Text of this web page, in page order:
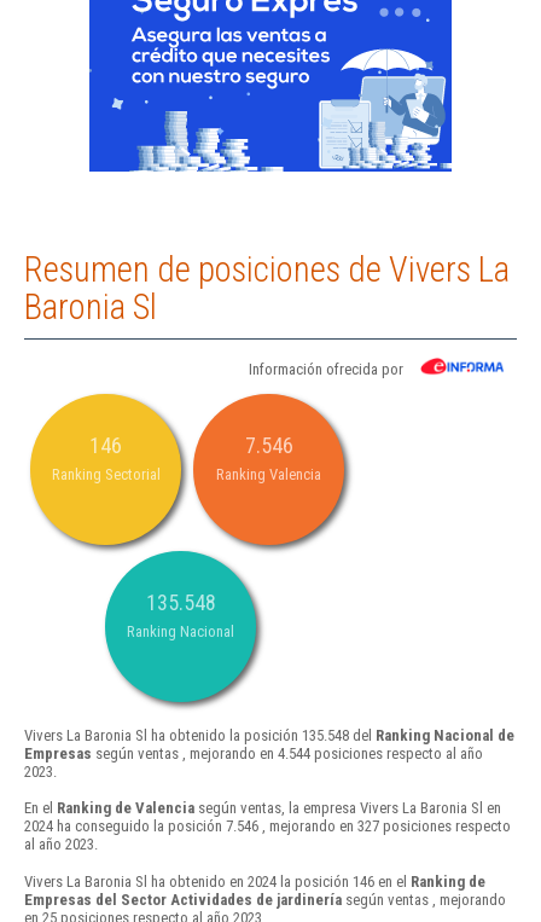
Resumen de posiciones de Vivers La
Baronia Sl
Información ofrecida por
146
Ranking Sectorial
7.546
Ranking Valencia
135.548
Ranking Nacional
Vivers La Baronia Sl ha obtenido la posición 135.548 del Ranking Nacional de
Empresas según ventas , mejorando en 4.544 posiciones respecto al año
2023.
En el Ranking de Valencia según ventas, la empresa Vivers La Baronia Sl en
2024 ha conseguido la posición 7.546 , mejorando en 327 posiciones respecto
al año 2023.
Vivers La Baronia Sl ha obtenido en 2024 la posición 146 en el Ranking de
Empresas del Sector Actividades de jardinería según ventas , mejorando
en 25 posiciones respecto al año 2023.